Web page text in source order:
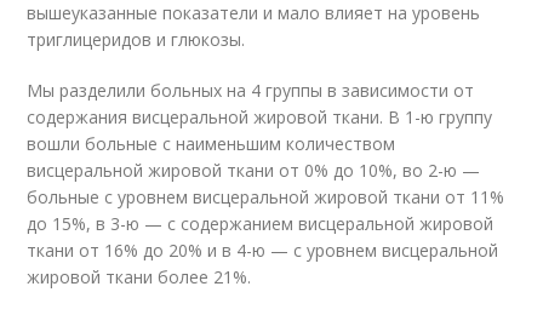
вышеуказанные показатели и мало влияет на уровень
триглицеридов и глюкозы.
Мы разделили больных на 4 группы в зависимости от
содержания висцеральной жировой ткани. В 1-ю группу
вошли больные с наименьшим количеством
висцеральной жировой ткани от 0% до 10%, во 2-ю —
больные с уровнем висцеральной жировой ткани от 11%
до 15%, в 3-ю — с содержанием висцеральной жировой
ткани от 16% до 20% и в 4-ю — с уровнем висцеральной
жировой ткани более 21%.